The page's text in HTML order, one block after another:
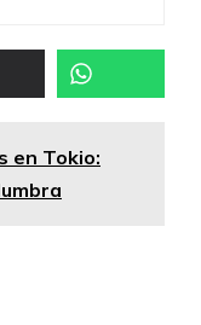
en Tokio: